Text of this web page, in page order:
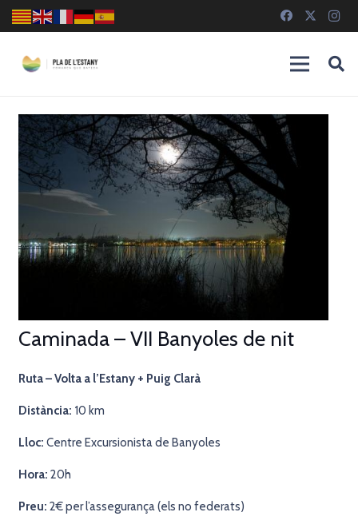
Caminada – VII Banyoles de nit
Ruta – Volta a l’Estany + Puig Clarà
Distància: 10 km
Lloc: Centre Excursionista de Banyoles
Hora: 20h
Preu: 2€ per l’assegurança (els no federats)